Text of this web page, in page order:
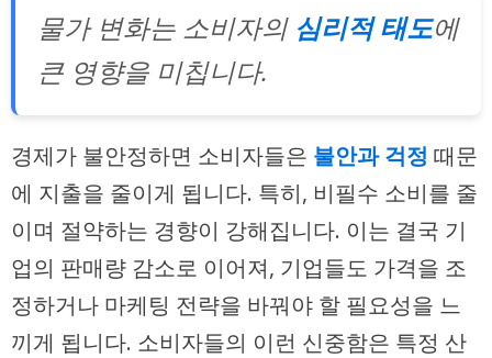
물가 변화는 소비자의 심리적 태도에
큰 영향을 미칩니다.
경제가 불안정하면 소비자들은 불안과 걱정 때문
에 지출을 줄이게 됩니다. 특히, 비필수 소비를 줄
이며 절약하는 경향이 강해집니다. 이는 결국 기
업의 판매량 감소로 이어져, 기업들도 가격을 조
정하거나 마케팅 전략을 바꿔야 할 필요성을 느
끼게 됩니다. 소비자들의 이런 신중함은 특정 산